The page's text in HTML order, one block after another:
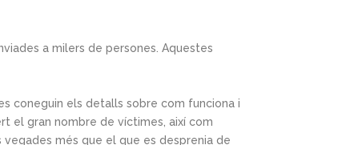
a milers de persones. Aquestes
coneguin els detalls sobre com funciona i
el gran nombre de víctimes, així com
més que el que es desprenia de